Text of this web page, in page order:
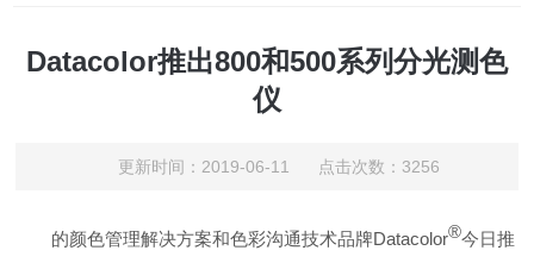
Datacolor推出800和500系列分光测色
仪
更新时间：2019-06-11 点击次数：3256
的颜色管理解决方案和色彩沟通技术品牌Datacolor®今日推